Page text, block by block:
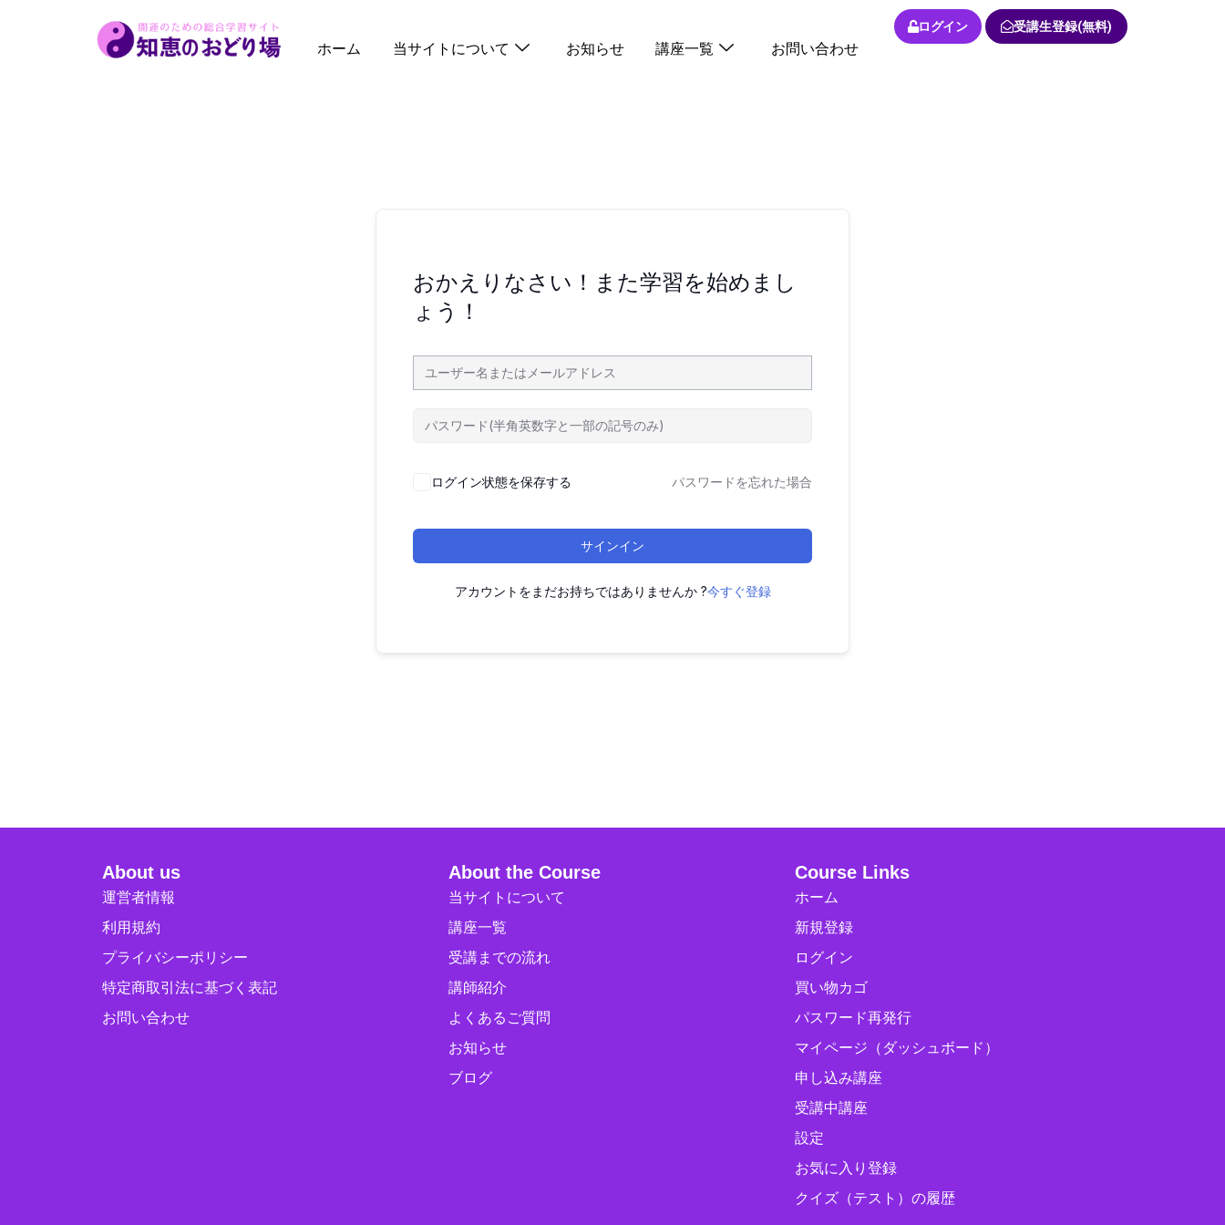
ホーム 当サイトについて お知らせ 講座一覧 お問い合わせ
ログイン 受講生登録(無料)
おかえりなさい！また学習を始めまし
ょう！
ログイン状態を保存する パスワードを忘れた場合
サインイン
アカウントをまだお持ちではありませんか ?今すぐ登録
About us
運営者情報
利用規約
プライバシーポリシー
特定商取引法に基づく表記
お問い合わせ
About the Course
当サイトについて
講座一覧
受講までの流れ
講師紹介
よくあるご質問
お知らせ
ブログ
Course Links
ホーム
新規登録
ログイン
買い物カゴ
パスワード再発行
マイページ（ダッシュボード）
申し込み講座
受講中講座
設定
お気に入り登録
クイズ（テスト）の履歴